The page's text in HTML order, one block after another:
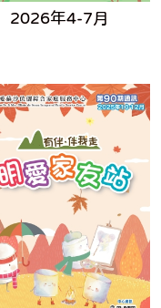
2026年4-7月